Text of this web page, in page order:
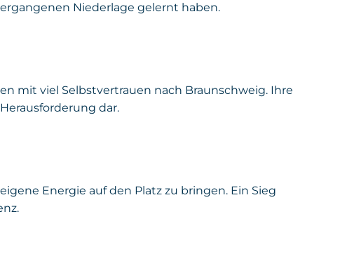
Niederlage gelernt haben.
mit viel Selbstvertrauen nach Braunschweig. Ihre
dar.
Energie auf den Platz zu bringen. Ein Sieg